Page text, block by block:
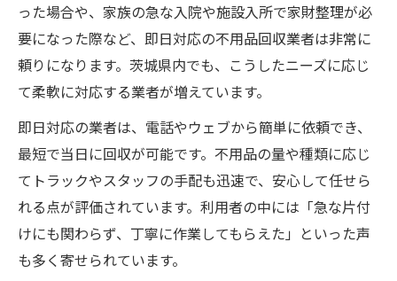
った場合や、家族の急な入院や施設入所で家財整理が必
要になった際など、即日対応の不用品回収業者は非常に
頼りになります。茨城県内でも、こうしたニーズに応じ
て柔軟に対応する業者が増えています。
即日対応の業者は、電話やウェブから簡単に依頼でき、
最短で当日に回収が可能です。不用品の量や種類に応じ
てトラックやスタッフの手配も迅速で、安心して任せら
れる点が評価されています。利用者の中には「急な片付
けにも関わらず、丁寧に作業してもらえた」といった声
も多く寄せられています。